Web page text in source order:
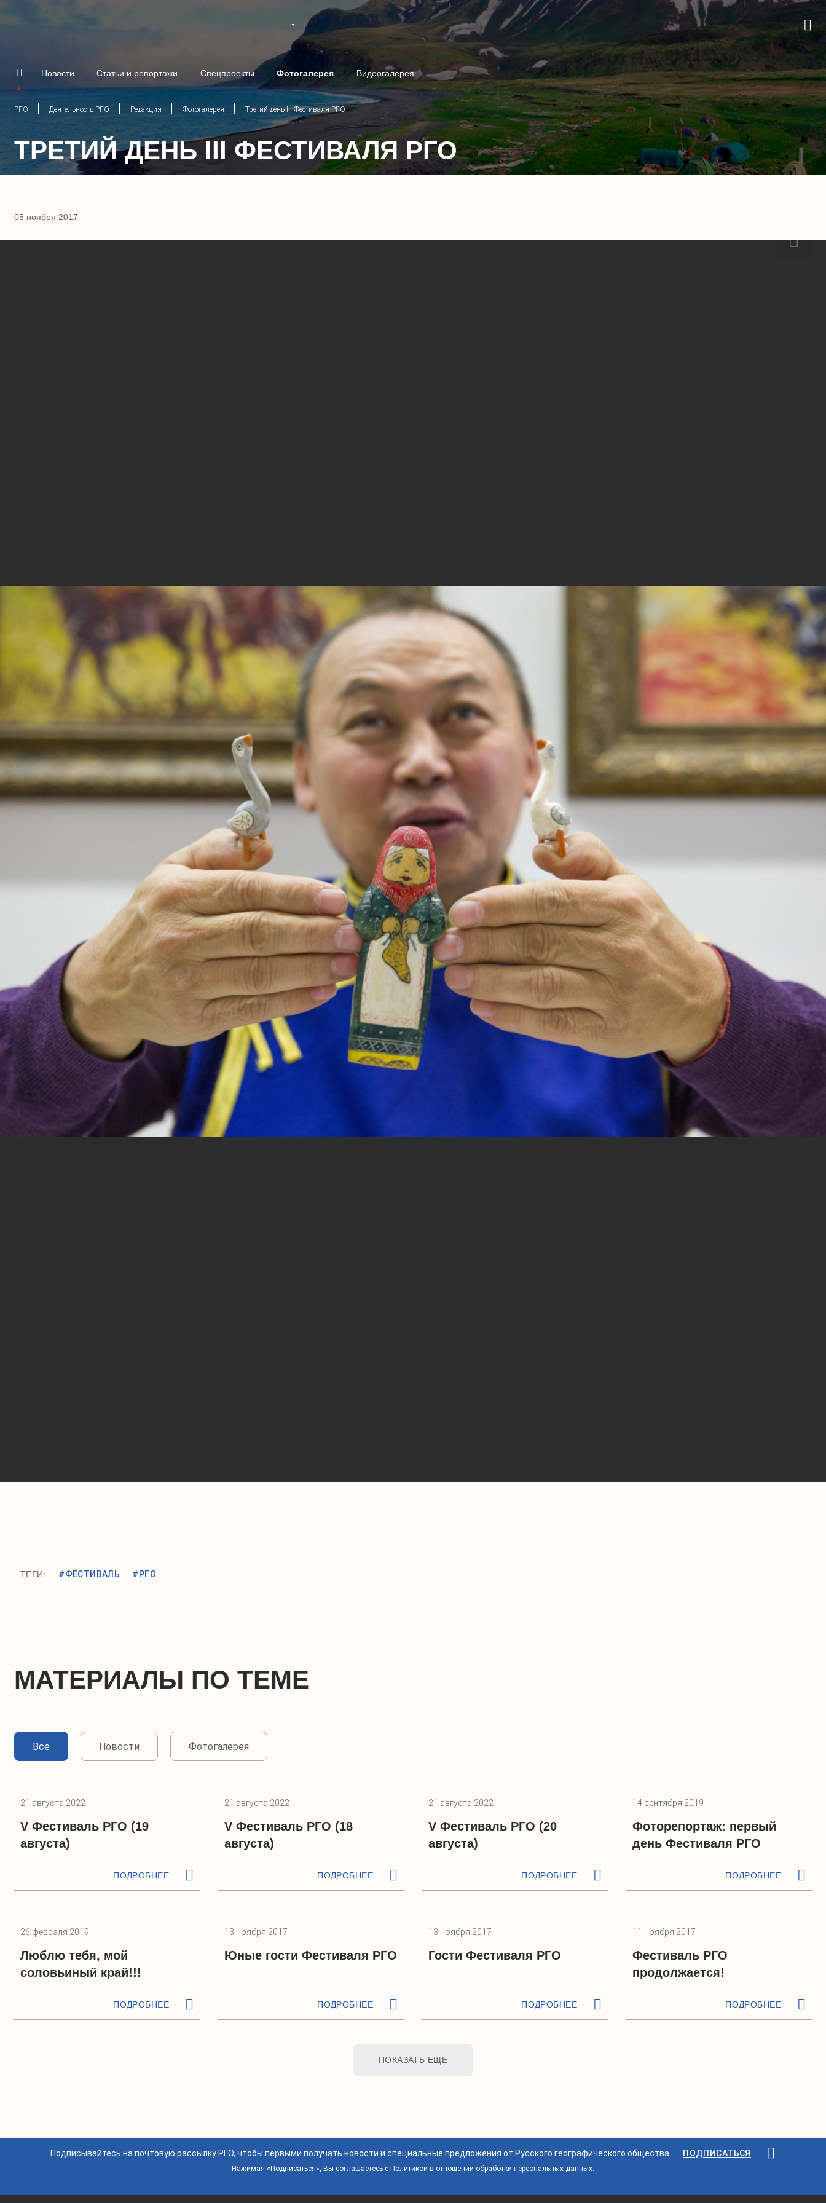
Новости Статьи и репортажи Спецпроекты Фотогалерея Видеогалерея
РГО Деятельность РГО Редакция Фотогалерея Третий день III Фестиваля РГО
ТРЕТИЙ ДЕНЬ III ФЕСТИВАЛЯ РГО
05 ноября 2017
ТЕГИ: #ФЕСТИВАЛЬ #РГО
МАТЕРИАЛЫ ПО ТЕМЕ
Все Новости Фотогалерея
21 августа 2022
V Фестиваль РГО (19
августа)
ПОДРОБНЕЕ
21 августа 2022
V Фестиваль РГО (18
августа)
ПОДРОБНЕЕ
21 августа 2022
V Фестиваль РГО (20
августа)
ПОДРОБНЕЕ
14 сентября 2019
Фоторепортаж: первый
день Фестиваля РГО
ПОДРОБНЕЕ
26 февраля 2019
Люблю тебя, мой
соловьиный край!!!
ПОДРОБНЕЕ
13 ноября 2017
Юные гости Фестиваля РГО
ПОДРОБНЕЕ
13 ноября 2017
Гости Фестиваля РГО
ПОДРОБНЕЕ
11 ноября 2017
Фестиваль РГО
продолжается!
ПОДРОБНЕЕ
ПОКАЗАТЬ ЕЩЕ
Подписывайтесь на почтовую рассылку РГО, чтобы первыми получать новости и специальные предложения от Русского географического общества. ПОДПИСАТЬСЯ
Нажимая «Подписаться», Вы соглашаетесь с Политикой в отношении обработки персональных данных.